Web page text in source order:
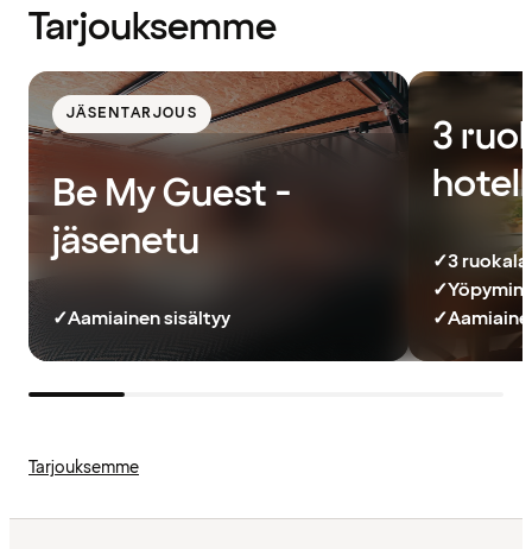
Tarjouksemme
JÄSENTARJOUS
Be My Guest -
jäsenetu
✓Aamiainen sisältyy
3
✓3
✓
✓
Tarjouksemme